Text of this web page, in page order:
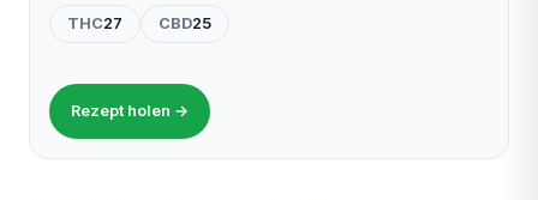
THC27 CBD25
Rezept holen →